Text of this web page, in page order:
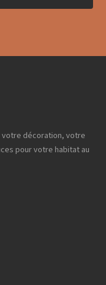
décoration, votre
pour votre habitat au